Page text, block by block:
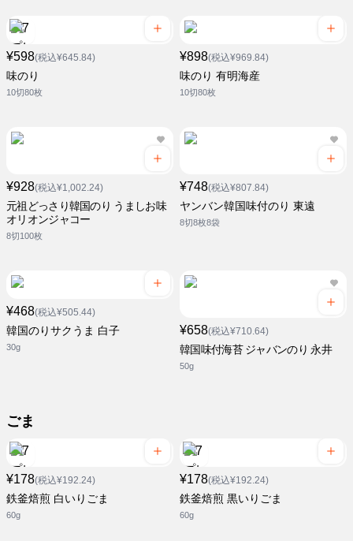
¥598(税込¥645.84)
味のり
10切80枚
¥898(税込¥969.84)
味のり 有明海産
10切80枚
¥928(税込¥1,002.24)
元祖どっさり韓国のり うましお味
オリオンジャコー
8切100枚
¥748(税込¥807.84)
ヤンバン韓国味付のり 東遠
8切8枚8袋
¥468(税込¥505.44)
韓国のりサクうま 白子
30g
¥658(税込¥710.64)
韓国味付海苔 ジャバンのり 永井
50g
ごま
¥178(税込¥192.24)
鉄釜焙煎 白いりごま
60g
¥178(税込¥192.24)
鉄釜焙煎 黒いりごま
60g